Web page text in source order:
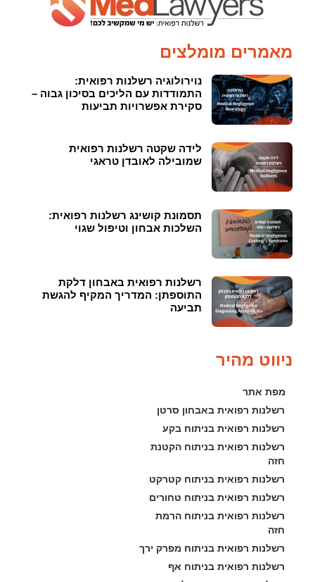
מאמרים מומלצים
נוירולוגיה רשלנות רפואית:
התמודדות עם הליכים בסיכון גבוה –
סקירת אפשרויות תביעות
לידה שקטה רשלנות רפואית
שמובילה לאובדן טראגי
תסמונת קושינג רשלנות רפואית:
השלכות אבחון וטיפול שגוי
רשלנות רפואית באבחון דלקת
התוספתן: המדריך המקיף להגשת
תביעה
ניווט מהיר
מפת אתר
רשלנות רפואית באבחון סרטן
רשלנות רפואית בניתוח בקע
רשלנות רפואית בניתוח הקטנת
חזה
רשלנות רפואית בניתוח קטרקט
רשלנות רפואית בניתוח טחורים
רשלנות רפואית בניתוח הרמת
חזה
רשלנות רפואית בניתוח מפרק ירך
רשלנות רפואית בניתוח אף